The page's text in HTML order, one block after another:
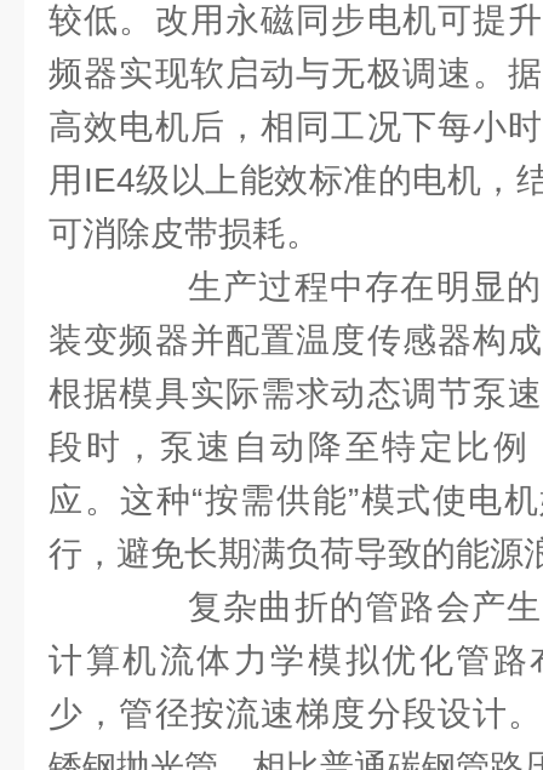
较低。改用永磁同步电机可提
频器实现软启动与无极调速。
高效电机后，相同工况下每小
用IE4级以上能效标准的电机，
可消除皮带损耗。
生产过程中存在明显的
装变频器并配置温度传感器构
根据模具实际需求动态调节泵
段时，泵速自动降至特定比例
应。这种“按需供能”模式使电
行，避免长期满负荷导致的能源
复杂曲折的管路会产生
计算机流体力学模拟优化管路
少，管径按流速梯度分段设计